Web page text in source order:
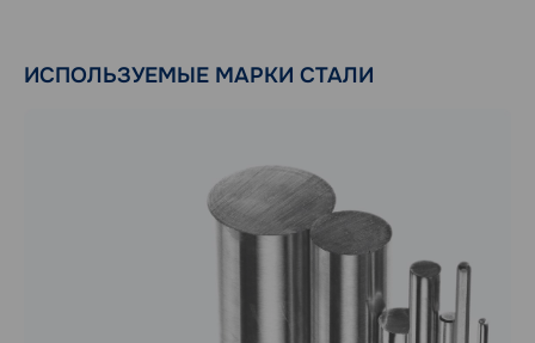
ИСПОЛЬЗУЕМЫЕ МАРКИ СТАЛИ